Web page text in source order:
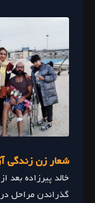
شعار زن زندگی
خالد پیرزاده بعد
گذراندن مراحل